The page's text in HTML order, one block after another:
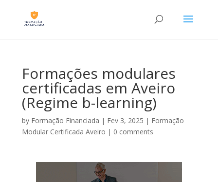
Formações modulares
certificadas em Aveiro
(Regime b-learning)
by Formação Financiada | Fev 3, 2025 | Formação
Modular Certificada Aveiro | 0 comments